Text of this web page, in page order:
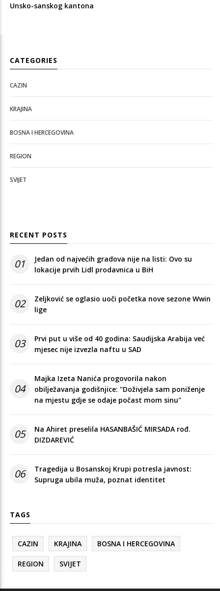
Unsko-sanskog kantona
CATEGORIES
CAZIN
KRAJINA
BOSNA I HERCEGOVINA
REGION
SVIJET
RECENT POSTS
01
Jedan od najvećih gradova nije na listi: Ovo su
lokacije prvih Lidl prodavnica u BiH
02
Zeljković se oglasio uoči početka nove sezone Wwin
lige
03
Prvi put u više od 40 godina: Saudijska Arabija već
mjesec nije izvezla naftu u SAD
04
Majka Izeta Nanića progovorila nakon
obilježavanja godišnjice: "Doživjela sam poniženje
na mjestu gdje se odaje počast mom sinu"
05
Na Ahiret preselila HASANBAŠIĆ MIRSADA rođ.
DIZDAREVIĆ
06
Tragedija u Bosanskoj Krupi potresla javnost:
Supruga ubila muža, poznat identitet
TAGS
CAZIN KRAJINA BOSNA I HERCEGOVINA
REGION SVIJET